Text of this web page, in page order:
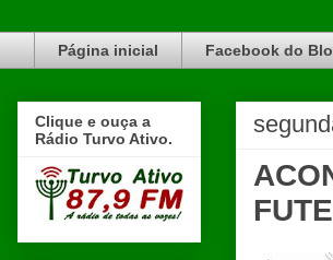
Página inicial Facebook do
Clique e ouça a
Rádio Turvo Ativo.